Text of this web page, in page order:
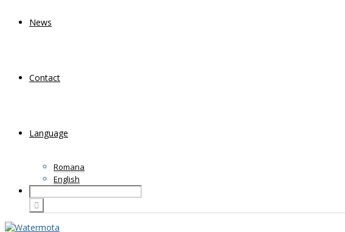
News
Contact
Language
Romana
English